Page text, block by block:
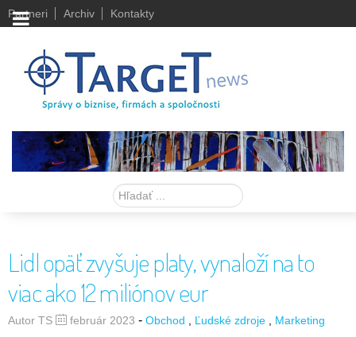
Partneri Archiv Kontakty
Hľadať
Lidl opäť zvyšuje platy, vynaloží na to
viac ako 12 miliónov eur
Autor TS február 2023 - Obchod Ľudské zdroje Marketing